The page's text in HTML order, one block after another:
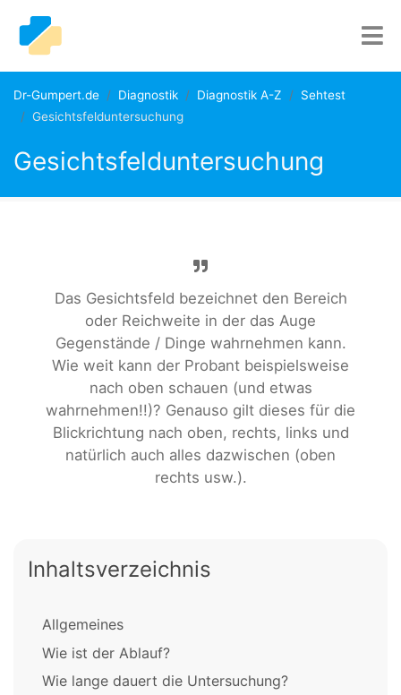
Dr-Gumpert.de Diagnostik Diagnostik A-Z
Sehtest
Gesichtsfelduntersuchung
Gesichtsfelduntersuchung
Das Gesichtsfeld bezeichnet den Bereich
oder Reichweite in der das Auge
Gegenstände / Dinge wahrnehmen kann.
Wie weit kann der Probant beispielsweise
nach oben schauen (und etwas
wahrnehmen!!)? Genauso gilt dieses für die
Blickrichtung nach oben, rechts, links und
natürlich auch alles dazwischen (oben
rechts usw.).
Inhaltsverzeichnis
Allgemeines
Wie ist der Ablauf?
Wie lange dauert die Untersuchung?